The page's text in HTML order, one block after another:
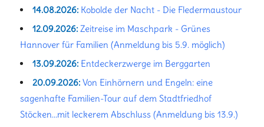
14.08.2026: Kobolde der Nacht - Die Fledermaustour
12.09.2026: Zeitreise im Maschpark - Grünes
Hannover für Familien (Anmeldung bis 5.9. möglich)
13.09.2026: Entdeckerzwerge im Berggarten
20.09.2026: Von Einhörnern und Engeln: eine
sagenhafte Familien-Tour auf dem Stadtfriedhof
Stöcken...mit leckerem Abschluss (Anmeldung bis 13.9.)